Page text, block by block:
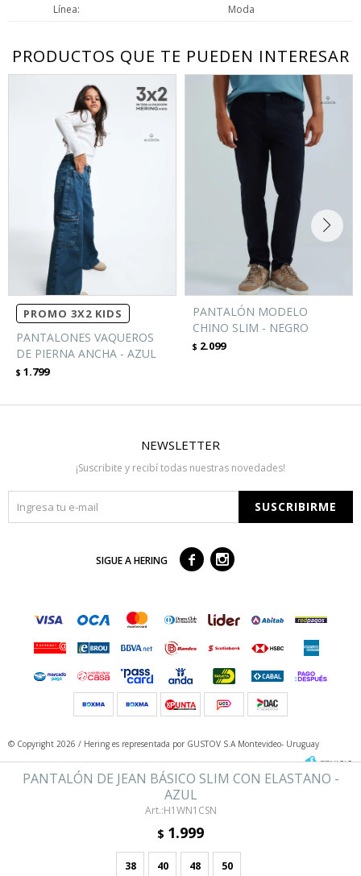
PANTALÓN DE JEAN BÁSICO SLIM CON ELASTANO -
AZUL
H1WN1CSN
$ 1.999
38 40 48 50
Línea
Moda
PRODUCTOS QUE TE PUEDEN INTERESAR
PROMO 3X2 KIDS
PANTALONES VAQUEROS
DE PIERNA ANCHA - AZUL
$ 1.799
PANTALÓN MODELO
CHINO SLIM - NEGRO
$ 2.099
NEWSLETTER
¡Suscribite y recibí todas nuestras novedades!
SUSCRIBIRME
SIGUE A HERING  
© Copyright 2026 / Hering es representada por GUSTOV S.A Montevideo- Uruguay